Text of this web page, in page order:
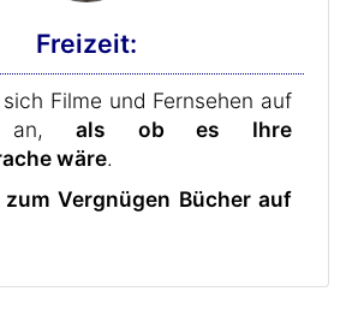
Freizeit:
Filme und Fernsehen auf
an,als ob es Ihre
wäre.
zum Vergnügen Bücher auf